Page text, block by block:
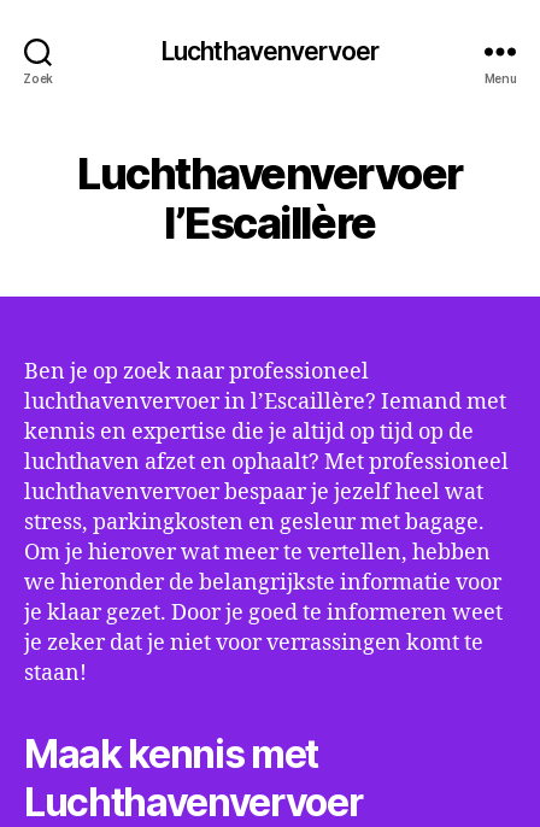
Zoek
Luchthavenvervoer
Menu
Luchthavenvervoer
l’Escaillère
Ben je op zoek naar professioneel
luchthavenvervoer in l’Escaillère? Iemand met
kennis en expertise die je altijd op tijd op de
luchthaven afzet en ophaalt? Met professioneel
luchthavenvervoer bespaar je jezelf heel wat
stress, parkingkosten en gesleur met bagage.
Om je hierover wat meer te vertellen, hebben
we hieronder de belangrijkste informatie voor
je klaar gezet. Door je goed te informeren weet
je zeker dat je niet voor verrassingen komt te
staan!
Maak kennis met
Luchthavenvervoer